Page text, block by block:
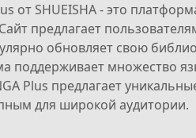
от SHUEISHA - это
предлагает
обновляет свою
поддерживает множество
Plus предлагает
для широкой аудитории.